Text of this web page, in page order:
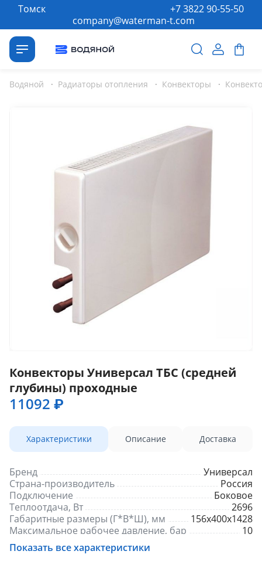
Томск
company@waterman-t.com
+7 3822 90-55-50
Водяной · Радиаторы отопления · Конвекторы ·
Конвекторы Универсал ТБС (средней
глубины) проходные
11092 ₽
Характеристики Описание Доставка
Бренд
Универсал
Страна-производитель
Россия
Подключение
Боковое
Теплоотдача, Вт
2696
Габаритные размеры (Г*В*Ш), мм
156х400х1428
Максимальное рабочее давление, бар
10
Гарантия, лет
Размер присоединения, дюйм
Показать все характеристики